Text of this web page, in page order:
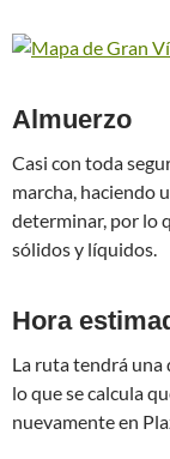
Almuerzo
Casi con toda
marcha, haciendo
determinar, por lo
sólidos y líquidos.
Hora
La ruta tendrá
lo que se calcula
nuevamente en